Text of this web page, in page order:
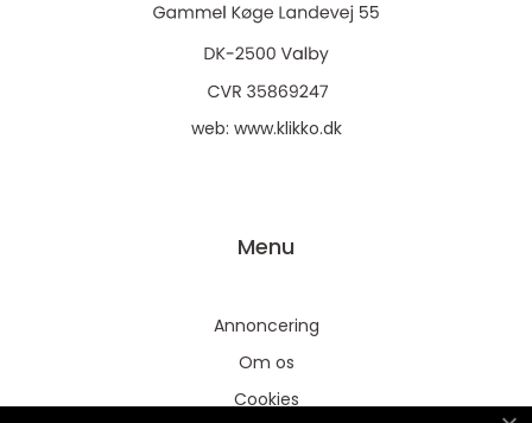
web: www.klikko.dk
Menu
Annoncering
Om os
Cookies